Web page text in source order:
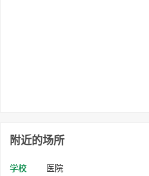
附近的场所
学校 医院